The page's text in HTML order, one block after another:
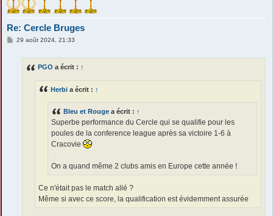
Re: Cercle Bruges
M29 août 2024, 21:33
PGO a écrit : ↑
Herbi a écrit : ↑
Bleu et Rouge a écrit : ↑
Superbe performance du Cercle qui se qualifie pour les
poules de la conference league après sa victoire 1-6 à
Cracovie
On a quand même 2 clubs amis en Europe cette année !
Ce n'était pas le match allé ?
Même si avec ce score, la qualification est évidemment assurée